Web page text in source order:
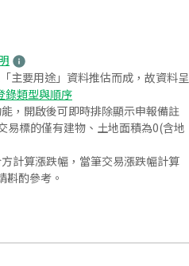
主要用途」資料推估而成，故資料呈
錄類型與順序
，開啟後可即時排除顯示申報備註
易標的僅有建物、土地面積為0(含地
計算漲跌幅，當筆交易漲跌幅計算
酌參考。